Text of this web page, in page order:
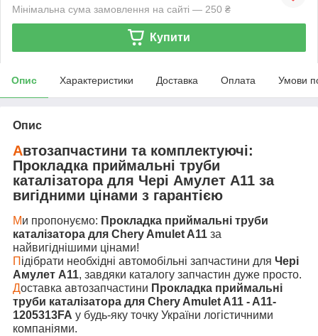
Мінімальна сума замовлення на сайті — 250 ₴
Купити
Опис Характеристики Доставка Оплата Умови
Опис
Автозапчастини та комплектуючі:
Прокладка приймальні труби
каталізаторадля Чері Амулет А11 за
вигідними цінами з гарантією
Ми пропонуємо: Прокладка приймальні труби
каталізатора для Chery Amulet A11 за
найвигіднішими цінами!
П ідібрати необхідні автомобільні запчастини для Чері
Амулет А11, завдяки каталогу запчастин дуже просто.
Доставка автозапчастини Прокладка приймальні
труби каталізатора для Chery Amulet A11 - A11-
1205313FA у будь-яку точку України логістичними
компаніями.